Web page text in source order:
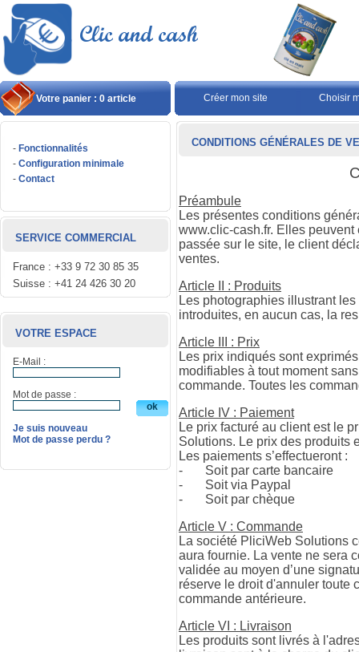
Votre panier : 0 article Créer mon site Choisir
- Fonctionnalités
- Configuration minimale
- Contact
SERVICE COMMERCIAL
France : +33 9 72 30 85 35
Suisse : +41 24 426 30 20
VOTRE ESPACE
E-Mail :
Mot de passe :
Je suis nouveau
Mot de passe perdu ?
CONDITIONS GÉNÉRALES DE
Préambule
Les présentes conditions
www.clic-cash.fr. Elles
passée sur le site, le client
ventes.
Article II : Produits
Les photographies illustrant
introduites, en aucun cas, la
Article III : Prix
Les prix indiqués sont
modifiables à tout moment
commande. Toutes les
Article IV : Paiement
Le prix facturé au client est le
Solutions. Le prix des produits
Les paiements s’effectueront :
-
Soit par carte bancaire
-
Soit via Paypal
-
Soit par chèque
Article V : Commande
La société PliciWeb Solutions
aura fournie. La vente ne sera
validée au moyen d’une
réserve le droit d'annuler toute
commande antérieure.
Article VI : Livraison
Les produits sont livrés à